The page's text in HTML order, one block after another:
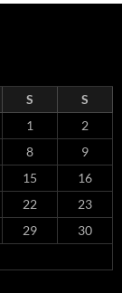
S
S
1
2
8
9
15
16
22
23
29
30